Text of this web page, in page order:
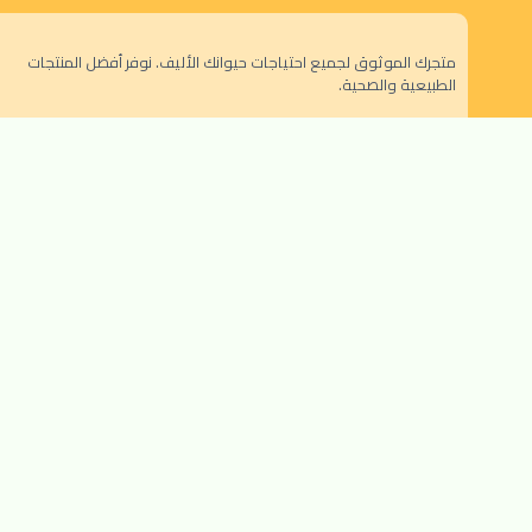
متجرك الموثوق لجميع احتياجات حيوانك الأليف. نوفر أفضل المنتجات
الطبيعية والصحية.